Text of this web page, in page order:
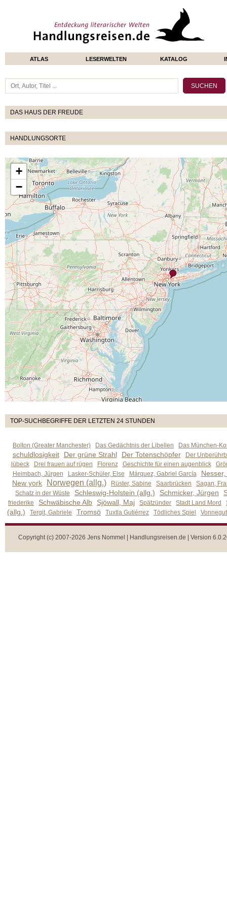
ATLAS LESERWELTEN KATALOG
DAS HAUS DER FREUDE
HANDLUNGSORTE
+
−
TOP-SUCHBEGRIFFE DER LETZTEN 24 STUNDEN
Bolton (Greater Manchester) Das Gedächtnis der Libellen Das München-
schuldlosigkeit Der grüne Strahl Der Totenschöpfer
Der
lübeck
Drei frauen auf rügen Florenz Geschichte für einen augenblick
Heimbach, Jürgen
Lasker-Schüler, Else Márquez, Gabriel García
New york
Norwegen (allg.) Rüster, Sabine Saarbrücken
Sagan,
Schatz in der Wüste
Schleswig-Holstein (allg.) Schmicker, Jürgen
friederike Schwäbische Alb Sjöwall, Maj Spätzünder Stadt Land Mord
(allg.) Tergit, Gabriele Tromsö Tuxtla Gutiérrez Tödliches Spiel
Copyright (c) 2007-2026 Jens Nommel | Handlungsreisen.de | Version